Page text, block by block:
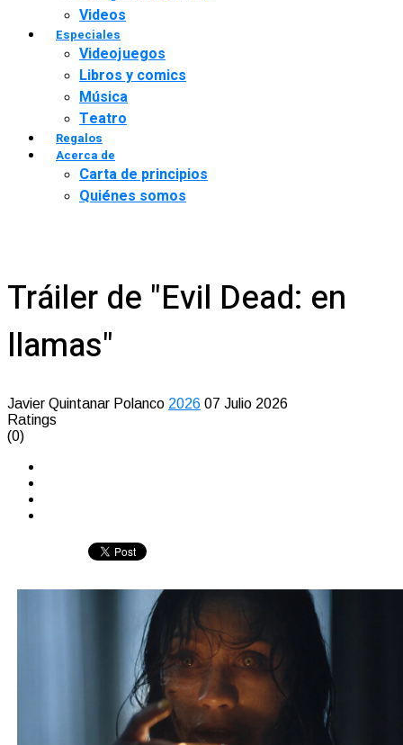
Videos
Especiales
Videojuegos
Libros y comics
Música
Teatro
Regalos
Acerca de
Carta de principios
Quiénes somos
Tráiler de "Evil Dead: en
llamas"
Javier Quintanar Polanco 2026 07 Julio 2026
Ratings
(0)